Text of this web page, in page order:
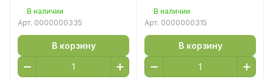
В наличии
Арт. 0000000335
В корзину
В наличии
Арт. 0000000315
В корзину